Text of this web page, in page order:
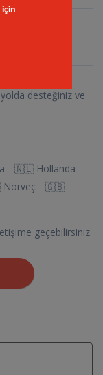
yolda desteğiniz ve
🇳🇱 Hollanda
🇬🇧
geçebilirsiniz.
için